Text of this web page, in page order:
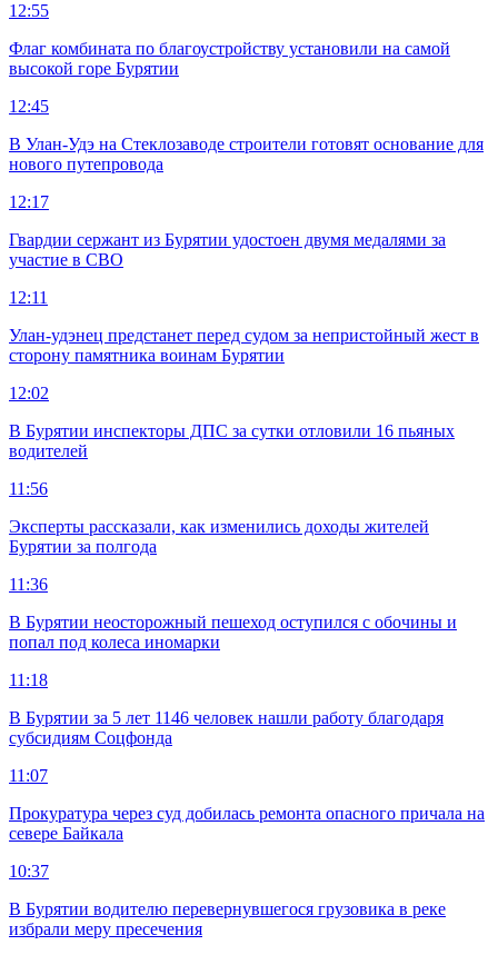
12:55
Флаг комбината по благоустройству установили на самой
высокой горе Бурятии
12:45
В Улан-Удэ на Стеклозаводе строители готовят основание для
нового путепровода
12:17
Гвардии сержант из Бурятии удостоен двумя медалями за
участие в СВО
12:11
Улан-удэнец предстанет перед судом за непристойный жест в
сторону памятника воинам Бурятии
12:02
В Бурятии инспекторы ДПС за сутки отловили 16 пьяных
водителей
11:56
Эксперты рассказали, как изменились доходы жителей
Бурятии за полгода
11:36
В Бурятии неосторожный пешеход оступился с обочины и
попал под колеса иномарки
11:18
В Бурятии за 5 лет 1146 человек нашли работу благодаря
субсидиям Соцфонда
11:07
Прокуратура через суд добилась ремонта опасного причала на
севере Байкала
10:37
В Бурятии водителю перевернувшегося грузовика в реке
избрали меру пресечения